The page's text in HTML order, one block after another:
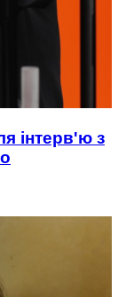
інтерв'ю з